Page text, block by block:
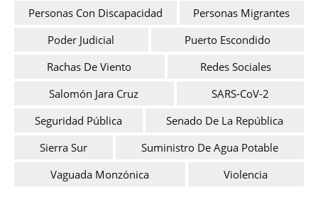
Personas Con Discapacidad
Personas Migrantes
Poder Judicial
Puerto Escondido
Rachas De Viento
Redes Sociales
Salomón Jara Cruz
SARS-CoV-2
Seguridad Pública
Senado De La República
Sierra Sur
Suministro De Agua Potable
Vaguada Monzónica
Violencia